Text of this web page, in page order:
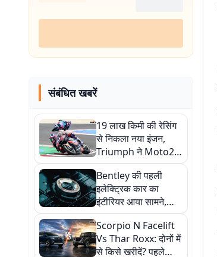
संबंधित खबरें
19 लाख किमी की रेसिंग
से निकला नया इंजन,
Triumph ने Moto2
के लिए बदला पूरा गेम
Bentley की पहली
इलेक्ट्रिक कार का
इंटीरियर आया सामने,
मिलेंगे फिजिकल बटन और
4 अलग केबिन मोड
Scorpio N Facelift
Vs Thar Roxx: दोनों में
से किसे खरीदें? पहले